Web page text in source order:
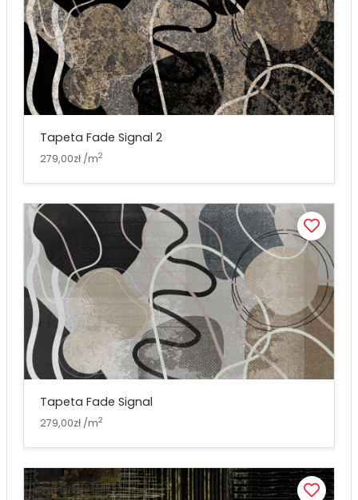
Tapeta Fade Signal 2
279,00zł /m2
Tapeta Fade Signal
279,00zł /m2